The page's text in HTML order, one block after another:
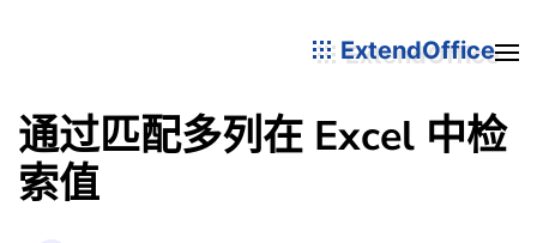
ExtendOffice
通过匹配多列在 Excel 中检
索值